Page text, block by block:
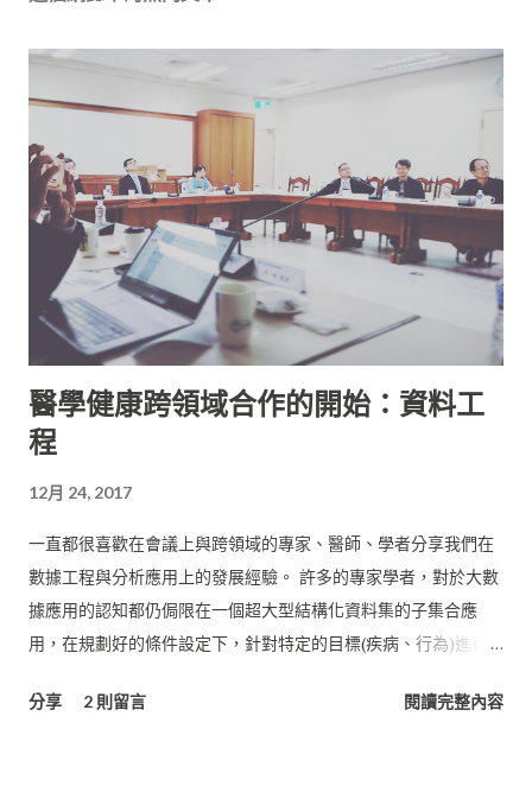
醫學健康跨領域合作的開始：資料工
程
12月 24, 2017
一直都很喜歡在會議上與跨領域的專家、醫師、學者分享我們在
數據工程與分析應用上的發展經驗。 許多的專家學者，對於大數
據應用的認知都仍侷限在一個超大型結構化資料集的子集合應
用，在規劃好的條件設定下，針對特定的目標(疾病、行為)進行
構處理的小型資料集。 這樣的半手工處理方式，對於專一
分享 2 則留言 閱讀完整內容